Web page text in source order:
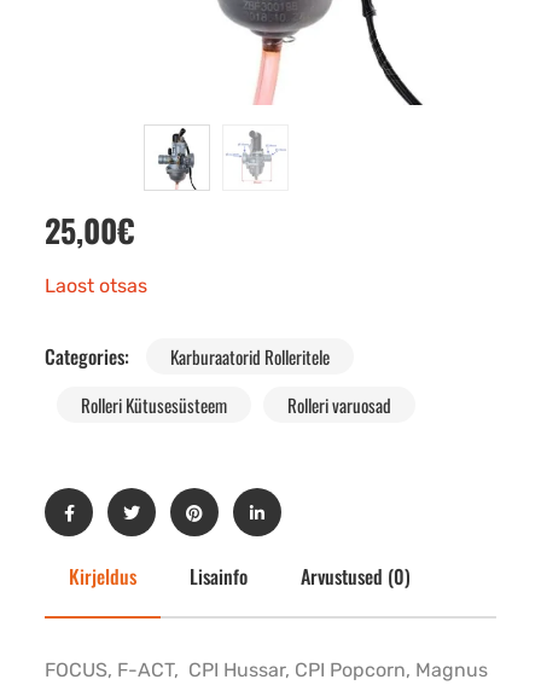
25,00€
Laost otsas
Categories:
Karburaatorid Rolleritele
Rolleri Kütusesüsteem
Rolleri varuosad
Kirjeldus Lisainfo Arvustused (0)
FOCUS, F-ACT, CPI Hussar, CPI Popcorn, Magnus